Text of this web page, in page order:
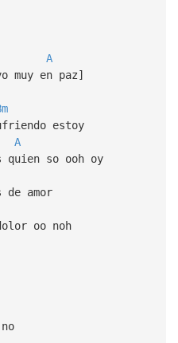
A
muy en paz]
estoy
A
quien so ooh oy
amor
oo noh